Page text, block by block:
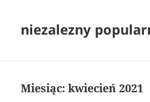
niezalezny
Miesiąc:kwiecień 2021